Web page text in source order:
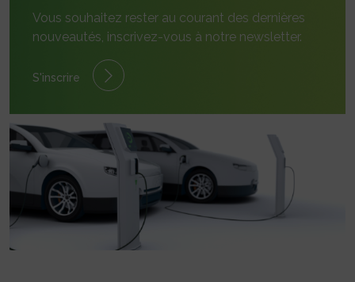
Vous souhaitez rester au courant des dernières
nouveautés, inscrivez-vous à notre newsletter.
S'inscrire